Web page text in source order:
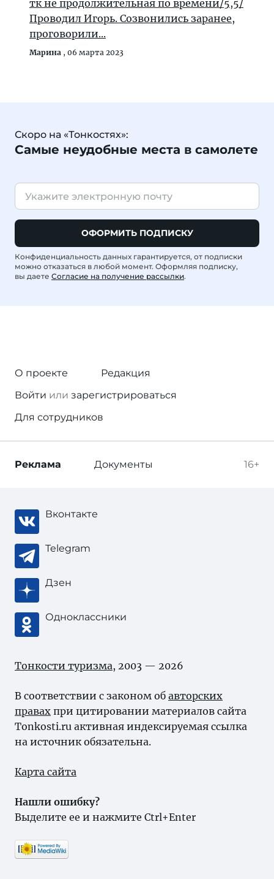
тк не продолжительная по времени/5,5/
Проводил Игорь. Созвонились заранее,
проговорили...
Марина , 06 марта 2023
Скоро на «Тонкостях»:
Самые неудобные места в самолете
ОФОРМИТЬ ПОДПИСКУ
Конфиденциальность данных гарантируется, от подписки
можно отказаться в любой момент. Оформляя подписку,
вы даете Согласие на получение рассылки.
О проекте
Редакция
Войти или зарегистрироваться
Для сотрудников
16+
Реклама Документы
Вконтакте
Telegram
Дзен
Одноклассники
Тонкости туризма, 2003 — 2026
В соответствии с законом об авторских
правах при цитировании материалов сайта
Tonkosti.ru активная индексируемая ссылка
на источник обязательна.
Карта сайта
Нашли ошибку?
Выделите ее и нажмите Ctrl+Enter